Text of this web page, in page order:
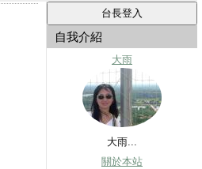
自我介紹
大雨
大雨...
關於本站